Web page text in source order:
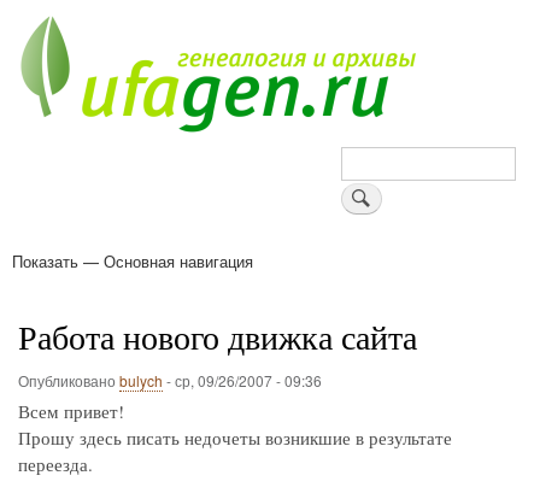
основному
содержанию
Поиск
Основная
Показать — Основная навигация
Работа нового движка сайта
Опубликовано bulych -ср, 09/26/2007 - 09:36
Всем привет!
Прошу здесь писать недочеты возникшие в результате
переезда.